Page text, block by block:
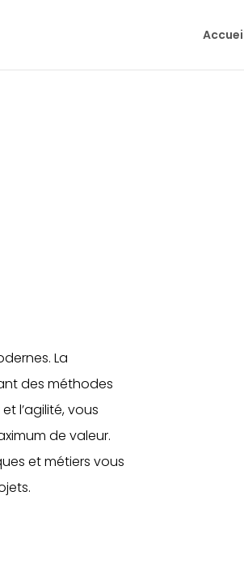
La
des méthodes
l’agilité, vous
de valeur.
et métiers vous